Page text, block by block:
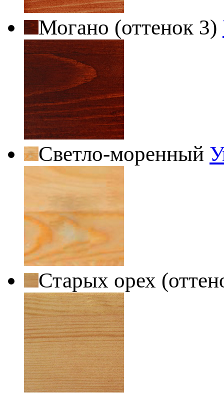
Могано (оттенок 3)
Светло-моренный
Старых орех